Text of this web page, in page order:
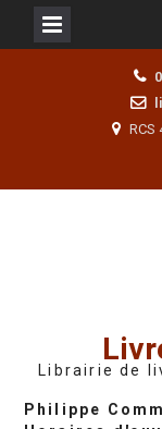
RCS
Librairie de